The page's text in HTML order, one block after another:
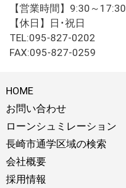
【営業時間】9:30～17:30
【休日】日･祝日
TEL:095-827-0202
FAX:095-827-0259
HOME
お問い合わせ
ローンシュミレーション
長崎市通学区域の検索
会社概要
採用情報